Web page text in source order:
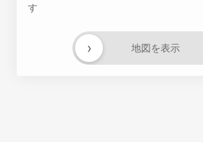
す
地図を表示
›